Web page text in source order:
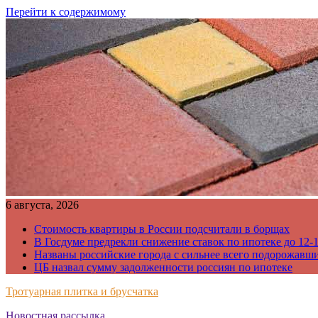
Перейти к содержимому
6 августа, 2026
Стоимость квартиры в России подсчитали в борщах
В Госдуме предрекли снижение ставок по ипотеке до 12-
Названы российские города с сильнее всего
ЦБ назвал сумму задолженности россиян по ипотеке
Тротуарная плитка и брусчатка
Новостная рассылка